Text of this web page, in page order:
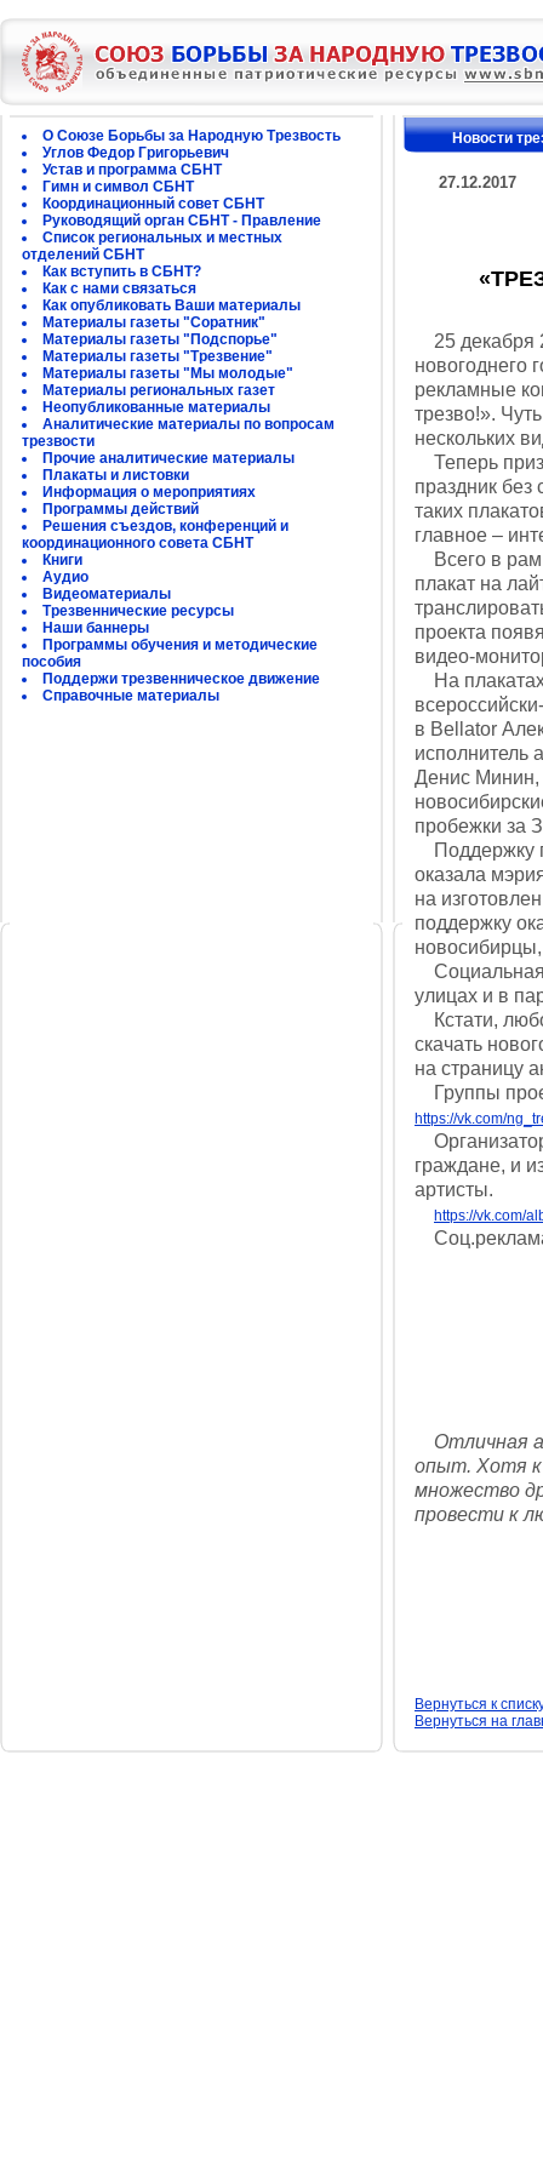
О Союзе Борьбы за Народную Трезвость
Углов Федор Григорьевич
Устав и программа СБНТ
Гимн и символ СБНТ
Координационный совет СБНТ
Руководящий орган СБНТ - Правление
Список региональных и местных
отделений СБНТ
Как вступить в СБНТ?
Как с нами связаться
Как опубликовать Ваши материалы
Материалы газеты "Соратник"
Материалы газеты "Подспорье"
Материалы газеты "Трезвение"
Материалы газеты "Мы молодые"
Материалы региональных газет
Неопубликованные материалы
Аналитические материалы по вопросам
трезвости
Прочие аналитические материалы
Плакаты и листовки
Информация о мероприятиях
Программы действий
Решения съездов, конференций и
координационного совета СБНТ
Книги
Аудио
Видеоматериалы
Трезвеннические ресурсы
Наши баннеры
Программы обучения и методические
пособия
Поддержи трезвенническое движение
Справочные материалы
Новости
27.12.2017
25 декабря
новогоднего
рекламные
трезво!».
нескольких
Теперь
праздник без
таких
главное –
Всего в
плакат на
проекта
видео-
На
в Bellator
исполнитель
Денис Минин,
пробежки за
Поддержку
оказала
на
поддержку
Социальная
улицах и в
Кстати,
скачать
на страницу
Группы
https://vk.com/
граждане, и
артисты.
https://vk.com/
Отличная
опыт. Хотя к
множество
провести к
Вернуться к
Вернуться на